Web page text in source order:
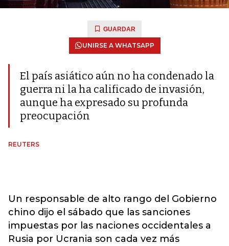
GUARDAR
UNIRSE A WHATSAPP
El país asiático aún no ha condenado la
guerra ni la ha calificado de invasión,
aunque ha expresado su profunda
preocupación
REUTERS
Un responsable de alto rango del Gobierno
chino dijo el sábado que las sanciones
impuestas por las naciones occidentales a
Rusia por Ucrania son cada vez más